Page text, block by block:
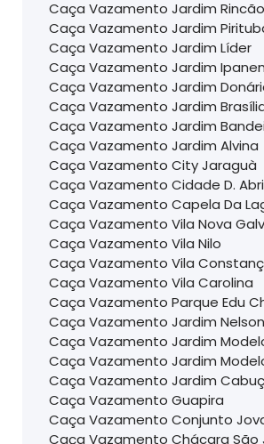
Caça Vazamento Jardim Rincão
Caça Vazamento Jardim
Caça Vazamento Jardim Líder
Caça Vazamento Jardim
Caça Vazamento Jardim
Caça Vazamento Jardim
Caça Vazamento Jardim
Caça Vazamento Jardim Alvina
Caça Vazamento City Jaraguà
Caça Vazamento Cidade D.
Caça Vazamento Capela Da
Caça Vazamento Vila Nova
Caça Vazamento Vila Nilo
Caça Vazamento Vila
Caça Vazamento Vila Carolina
Caça Vazamento Parque Edu
Caça Vazamento Jardim Nelson
Caça Vazamento Jardim
Caça Vazamento Jardim
Caça Vazamento Jardim
Caça Vazamento Guapira
Caça Vazamento Conjunto
Caça Vazamento Chácara São